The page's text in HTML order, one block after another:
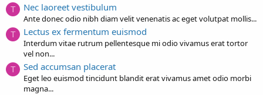
T Nec laoreet vestibulum
Ante donec odio nibh diam velit venenatis ac eget volutpat mollis...
T Lectus ex fermentum euismod
Interdum vitae rutrum pellentesque mi odio vivamus erat tortor
vel non...
T Sed accumsan placerat
Eget leo euismod tincidunt blandit erat vivamus amet odio morbi
magna...